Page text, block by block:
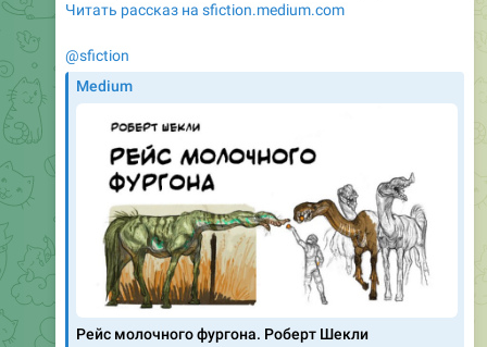
Читать рассказ на sfiction.medium.com
@sfiction
Medium
Рейс молочного фургона. Роберт Шекли